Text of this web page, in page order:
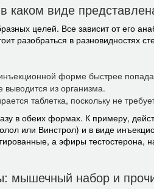
каком виде
целей. Все зависит от его
разобраться в разновидностях
форме быстрее
выводится из организма.
таблетка, поскольку не
в обеих формах. К примеру,
или Винстрол) и в виде
а эфиры
мышечный набор и